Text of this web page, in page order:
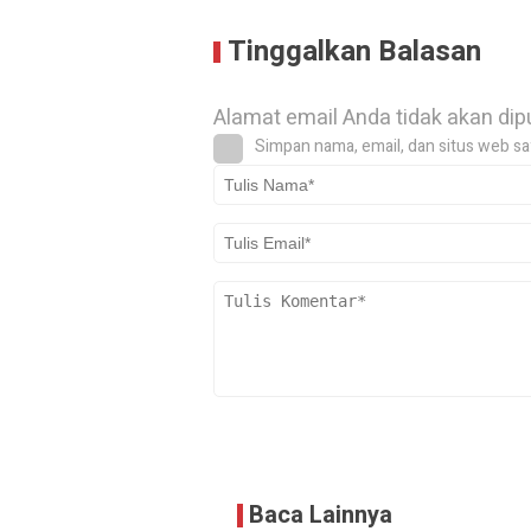
Tinggalkan Balasan
Alamat email Anda tidak akan
Simpan nama, email, dan situs web
Baca Lainnya